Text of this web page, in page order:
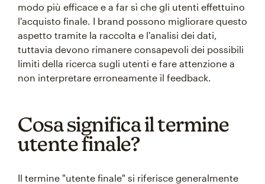
modo più efficace e a far sì che gli utenti effettuino
l'acquisto finale. I brand possono migliorare questo
aspetto tramite la raccolta e l'analisi dei dati,
tuttavia devono rimanere consapevoli dei possibili
limiti della ricerca sugli utenti e fare attenzione a
non interpretare erroneamente il feedback.
Cosa significa il termine
utente finale?
Il termine "utente finale" si riferisce generalmente